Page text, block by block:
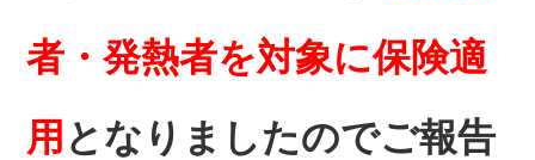
者・発熱者を対象に保険適
用 となりましたのでご報告